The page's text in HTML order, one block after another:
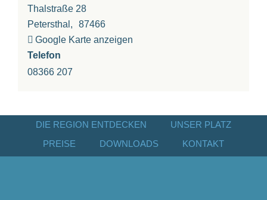
Thalstraße 28
Petersthal ,
87466
Google Karte anzeigen
Telefon
08366 207
DIE REGION ENTDECKEN
UNSER PLATZ
PREISE
DOWNLOADS KONTAKT